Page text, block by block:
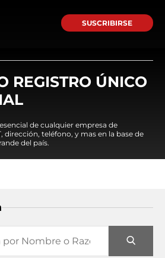
SUSCRIBIRSE
REGISTRO ÚNICO
de cualquier empresa de
dirección, teléfono, y mas en la base de
del país.